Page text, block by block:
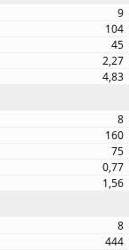
9
104
45
2,27
4,83
8
160
75
0,77
1,56
8
444